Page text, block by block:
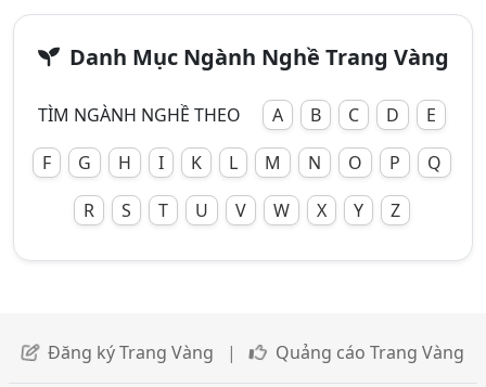
Danh Mục Ngành Nghề Trang Vàng
TÌM NGÀNH NGHỀ THEO A B C D
E
F
G H I K L M N O P
Q
R
S T U V W X Y Z
Đăng ký Trang Vàng | Quảng cáo Trang Vàng